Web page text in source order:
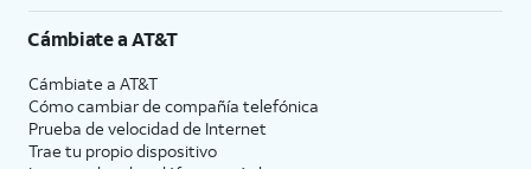
Cámbiate aAT&T
Cámbiate a AT&T
Cómo cambiar de compañía telefónica
Prueba de velocidad de Internet
Trae tu propio dispositivo